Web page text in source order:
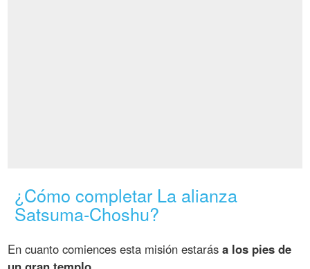
¿Cómo completar La alianza
Satsuma-Choshu?
En cuanto comiences esta misión estarása los pies de